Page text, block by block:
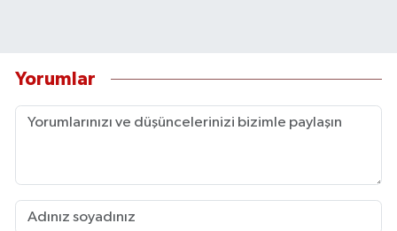
Yorumlar